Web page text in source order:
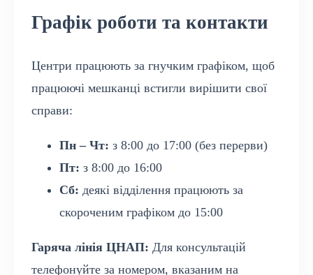
Графік роботи та контакти
Центри працюють за гнучким графіком, щоб
працюючі мешканці встигли вирішити свої
справи:
Пн – Чт: з 8:00 до 17:00 (без перерви)
Пт: з 8:00 до 16:00
Сб: деякі відділення працюють за
скороченим графіком до 15:00
Гаряча лінія ЦНАП: Для консультацій
телефонуйте за номером, вказаним на